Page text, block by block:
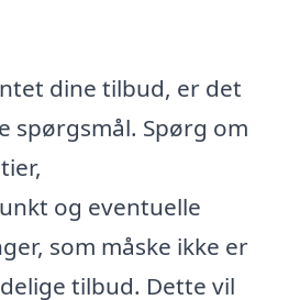
dine tilbud, er det
spørgsmål. Spørg om
og eventuelle
som måske ikke er
tilbud. Dette vil